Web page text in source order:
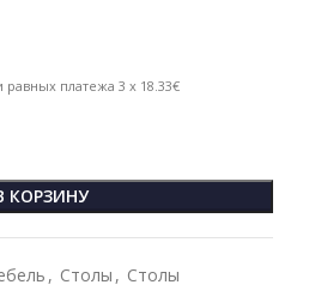
равных платежа 3 x 18.33€
КОРЗИНУ
, Столы , Столы